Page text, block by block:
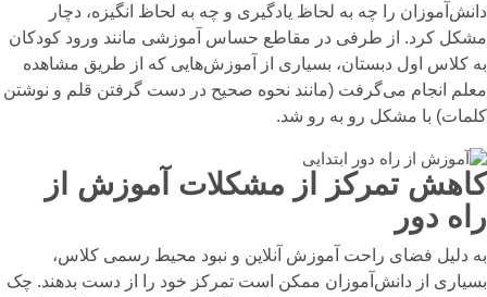
دانش‌آموزان را چه به لحاظ یادگیری و چه به لحاظ انگیزه، دچار
مشکل کرد. از طرفی در مقاطع حساس آموزشی مانند ورود کودکان
به کلاس اول دبستان، بسیاری از آموزش‌هایی که از طریق مشاهده
معلم انجام می‌گرفت (مانند نحوه صحیح در دست گرفتن قلم و نوشتن
کلمات) با مشکل رو به رو شد.
کاهش تمرکز از مشکلات آموزش از
راه دور
به دلیل فضای راحت آموزش آنلاین و نبود محیط رسمی کلاس،
بسیاری از دانش‌آموزان ممکن است تمرکز خود را از دست بدهند. چک